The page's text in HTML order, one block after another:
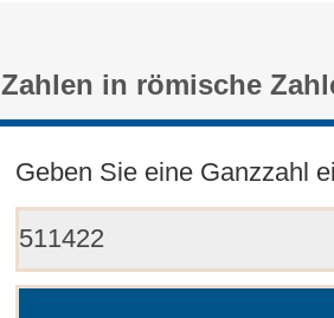
Zahlen in römische
Geben Sie eine Ganzzahl